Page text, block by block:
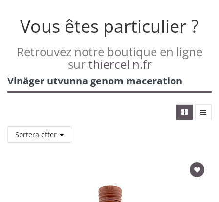
Vous êtes particulier ?
Retrouvez notre boutique en ligne
surthiercelin.fr
Vinäger utvunna genom maceration
Sortera efter